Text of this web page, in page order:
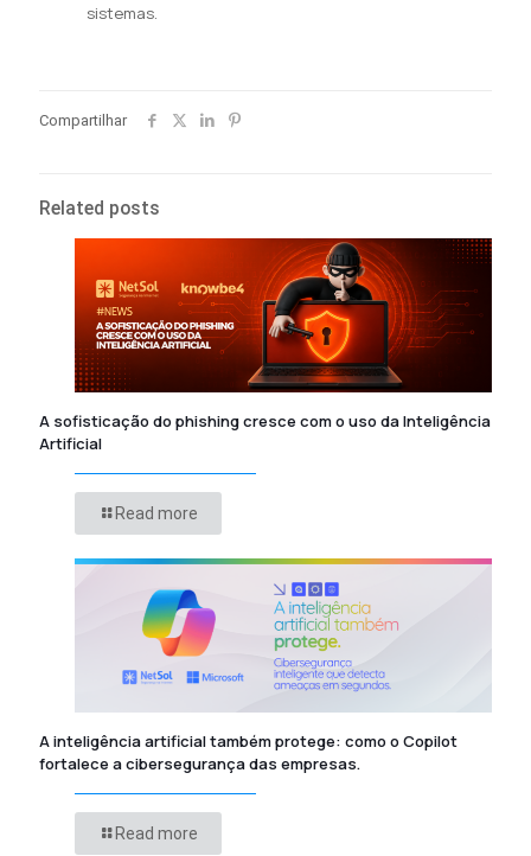
sistemas.
Compartilhar
Related posts
A sofisticação do phishing cresce com o uso da Inteligência
Artificial
Read more
A inteligência artificial também protege: como o Copilot
fortalece a cibersegurança das empresas.
Read more